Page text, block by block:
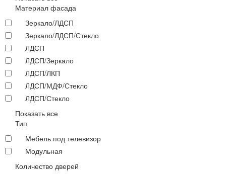
Материал фасада
Зеркало/ЛДСП
Зеркало/ЛДСП/Стекло
ЛДСП
ЛДСП/Зеркало
ЛДСП/ЛКП
ЛДСП/МДФ/Стекло
ЛДСП/Стекло
Показать все
Тип
Мебель под телевизор
Модульная
Количество дверей